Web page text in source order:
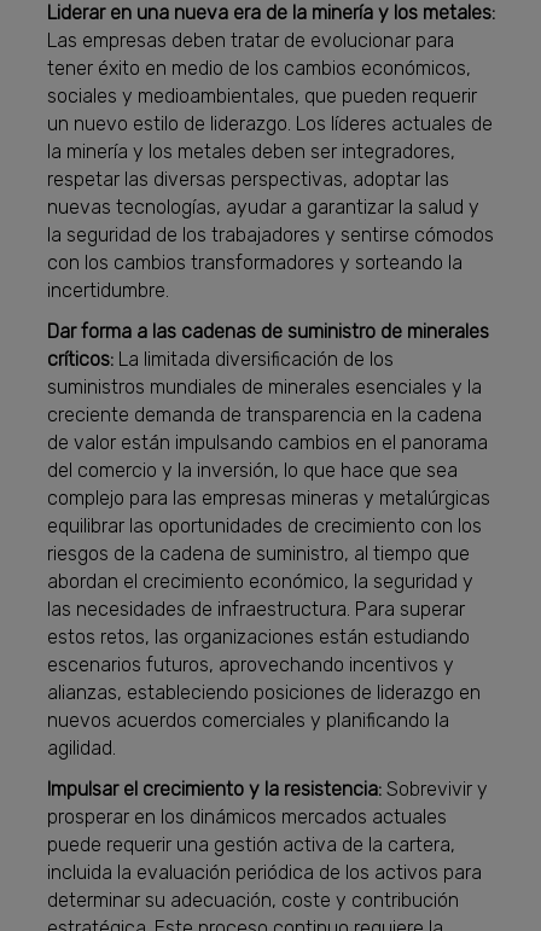
Liderar en una nueva era de la minería y los metales:
Las empresas deben tratar de evolucionar para
tener éxito en medio de los cambios económicos,
sociales y medioambientales, que pueden requerir
un nuevo estilo de liderazgo. Los líderes actuales de
la minería y los metales deben ser integradores,
respetar las diversas perspectivas, adoptar las
nuevas tecnologías, ayudar a garantizar la salud y
la seguridad de los trabajadores y sentirse cómodos
con los cambios transformadores y sorteando la
incertidumbre.
Dar forma a las cadenas de suministro de minerales
críticos: La limitada diversificación de los
suministros mundiales de minerales esenciales y la
creciente demanda de transparencia en la cadena
de valor están impulsando cambios en el panorama
del comercio y la inversión, lo que hace que sea
complejo para las empresas mineras y metalúrgicas
equilibrar las oportunidades de crecimiento con los
riesgos de la cadena de suministro, al tiempo que
abordan el crecimiento económico, la seguridad y
las necesidades de infraestructura. Para superar
estos retos, las organizaciones están estudiando
escenarios futuros, aprovechando incentivos y
alianzas, estableciendo posiciones de liderazgo en
nuevos acuerdos comerciales y planificando la
agilidad.
Impulsar el crecimiento y la resistencia: Sobrevivir y
prosperar en los dinámicos mercados actuales
puede requerir una gestión activa de la cartera,
incluida la evaluación periódica de los activos para
determinar su adecuación, coste y contribución